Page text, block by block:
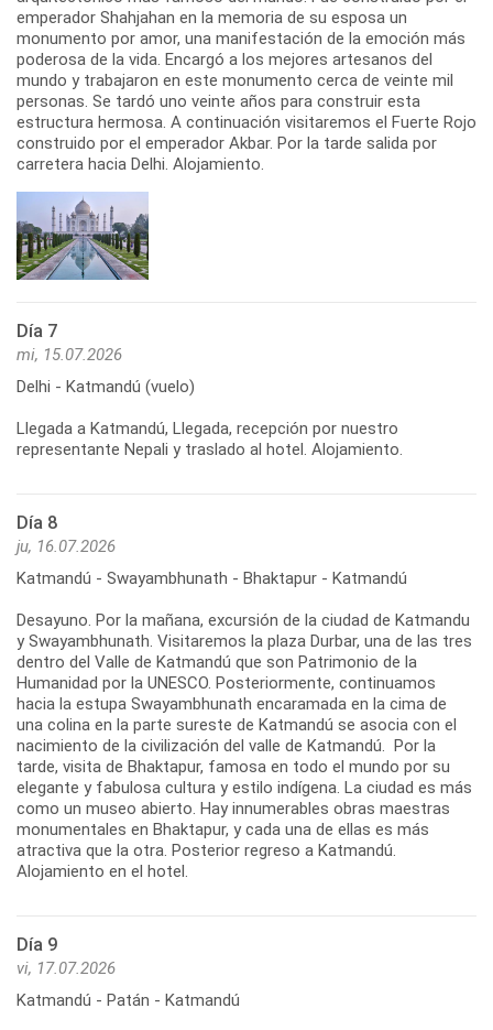
emperador Shahjahan en la memoria de su esposa un
monumento por amor, una manifestación de la emoción más
poderosa de la vida. Encargó a los mejores artesanos del
mundo y trabajaron en este monumento cerca de veinte mil
personas. Se tardó uno veinte años para construir esta
estructura hermosa. A continuación visitaremos el Fuerte Rojo
construido por el emperador Akbar. Por la tarde salida por
carretera hacia Delhi. Alojamiento.
Día 7
mi, 15.07.2026
Delhi - Katmandú (vuelo)
Llegada a Katmandú, Llegada, recepción por nuestro
representante Nepali y traslado al hotel. Alojamiento.
Día 8
ju, 16.07.2026
Katmandú - Swayambhunath - Bhaktapur - Katmandú
Desayuno. Por la mañana, excursión de la ciudad de Katmandu
y Swayambhunath. Visitaremos la plaza Durbar, una de las tres
dentro del Valle de Katmandú que son Patrimonio de la
Humanidad por la UNESCO. Posteriormente, continuamos
hacia la estupa Swayambhunath encaramada en la cima de
una colina en la parte sureste de Katmandú se asocia con el
nacimiento de la civilización del valle de Katmandú. Por la
tarde, visita de Bhaktapur, famosa en todo el mundo por su
elegante y fabulosa cultura y estilo indígena. La ciudad es más
como un museo abierto. Hay innumerables obras maestras
monumentales en Bhaktapur, y cada una de ellas es más
atractiva que la otra. Posterior regreso a Katmandú.
Alojamiento en el hotel.
Día 9
vi, 17.07.2026
Katmandú - Patán - Katmandú